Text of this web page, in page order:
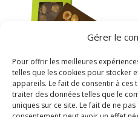
Gérer le
Pour offrir les meilleures
telles que les cookies pour stocker
appareils. Le fait de consentir à
traiter des données telles que le
uniques sur ce site. Le fait de ne
Tab. Amandes